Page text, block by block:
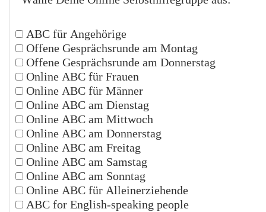
ABC für Angehörige
Offene Gesprächsrunde am Montag
Offene Gesprächsrunde am Donnerstag
Online ABC für Frauen
Online ABC für Männer
Online ABC am Dienstag
Online ABC am Mittwoch
Online ABC am Donnerstag
Online ABC am Freitag
Online ABC am Samstag
Online ABC am Sonntag
Online ABC für Alleinerziehende
ABC for English-speaking people